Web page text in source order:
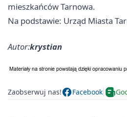
mieszkańców Tarnowa.
Na podstawie: Urząd Miasta
Autor:krystian
Zaobserwuj nas! Facebook